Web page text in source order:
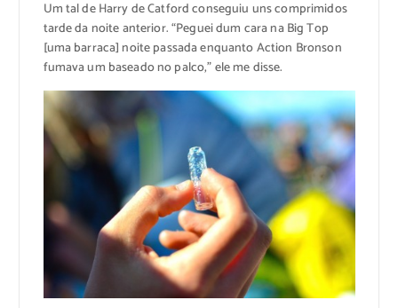
Um tal de Harry de Catford conseguiu uns comprimidos
tarde da noite anterior. “Peguei dum cara na Big Top
[uma barraca] noite passada enquanto Action Bronson
fumava um baseado no palco,” ele me disse.